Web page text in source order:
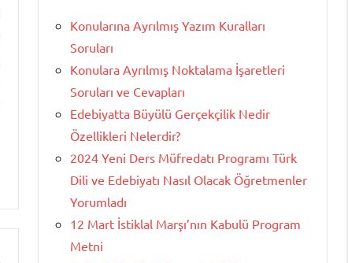
Konularına Ayrılmış Yazım Kuralları
Soruları
Konulara Ayrılmış Noktalama İşaretleri
Soruları ve Cevapları
Edebiyatta Büyülü Gerçekçilik Nedir
Özellikleri Nelerdir?
2024 Yeni Ders Müfredatı Programı Türk
Dili ve Edebiyatı Nasıl Olacak Öğretmenler
Yorumladı
12 Mart İstiklal Marşı’nın Kabulü Program
Metni